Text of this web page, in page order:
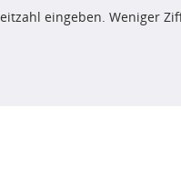
eingeben. Weniger